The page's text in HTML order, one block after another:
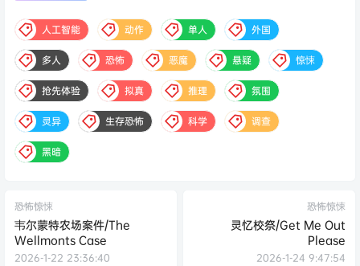
人工智能 动作 单人 外国
多人 恐怖 恶魔 悬疑 惊悚
抢先体验 拟真 推理 氛围
灵异 生存恐怖 科学 调查
黑暗
恐怖惊悚
韦尔蒙特农场案件/The
Wellmonts Case
2026-1-22 23:36:40
恐怖惊悚
灵忆校祭/Get Me Out
Please
2026-1-24 9:47:54